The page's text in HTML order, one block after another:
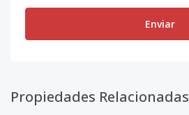
Enviar
Propiedades Relacionadas